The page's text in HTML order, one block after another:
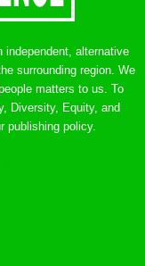
independent, alternative
surrounding region. We
matters to us. To
Diversity, Equity, and
publishing policy.